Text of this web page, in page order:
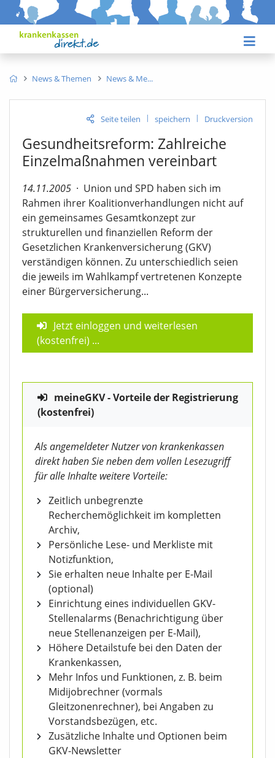
News & Themen News & Me
Seite teilen | speichern | Druckversion
Gesundheitsreform: Zahlreiche
Einzelmaßnahmen vereinbart
14.11.2005 · Union und SPD haben sich im
Rahmen ihrer Koalitionverhandlungen nicht auf
ein gemeinsames Gesamtkonzept zur
strukturellen und finanziellen Reform der
Gesetzlichen Krankenversicherung (GKV)
verständigen können. Zu unterschiedlich seien
die jeweils im Wahlkampf vertretenen Konzepte
einer Bürgerversicherung...
Jetzt einloggen und weiterlesen
(kostenfrei) ...
meineGKV - Vorteile der Registrierung
(kostenfrei)
Als angemeldeter Nutzer von krankenkassen
direkt haben Sie neben dem vollen Lesezugriff
für alle Inhalte weitere Vorteile:
Zeitlich unbegrenzte
Recherchemöglichkeit im kompletten
Archiv,
Persönliche Lese- und Merkliste mit
Notizfunktion,
Sie erhalten neue Inhalte per E-Mail
(optional)
Einrichtung eines individuellen GKV-
Stellenalarms (Benachrichtigung über
neue Stellenanzeigen per E-Mail),
Höhere Detailstufe bei den Daten der
Krankenkassen,
Mehr Infos und Funktionen, z. B. beim
Midijobrechner (vormals
Gleitzonenrechner), bei Angaben zu
Vorstandsbezügen, etc.
Zusätzliche Inhalte und Optionen beim
GKV-Newsletter